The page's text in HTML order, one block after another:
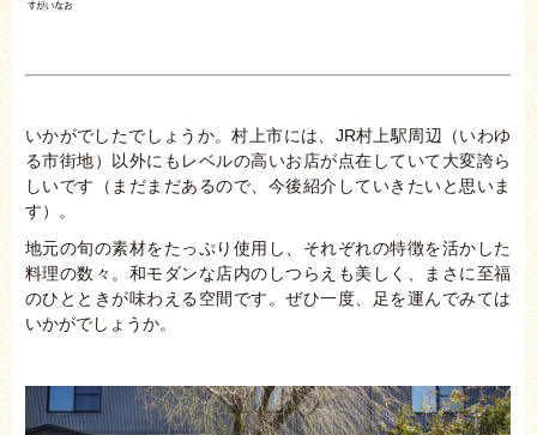
いかがでしたでしょうか。村上市には、JR村上駅周辺（いわゆ
る市街地）以外にもレベルの高いお店が点在していて大変誇ら
しいです（まだまだあるので、今後紹介していきたいと思いま
す）。
地元の旬の素材をたっぷり使用し、それぞれの特徴を活かした
料理の数々。和モダンな店内のしつらえも美しく、まさに至福
のひとときが味わえる空間です。ぜひ一度、足を運んでみては
いかがでしょうか。